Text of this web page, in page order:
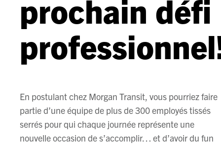
prochain défi
En postulant chez Morgan Transit, vous pourriez faire
partie d’une équipe de plus de 300 employés tissés
serrés pour qui chaque journée représente une
nouvelle occasion de s’accomplir… et d’avoir du fun